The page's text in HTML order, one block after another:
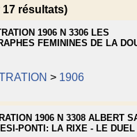
résultats)
1906 N 3306 LES
FEMININES DE LA
> 1906
1906 N 3308 ALBERT
PONTI: LA RIXE - LE DUEL